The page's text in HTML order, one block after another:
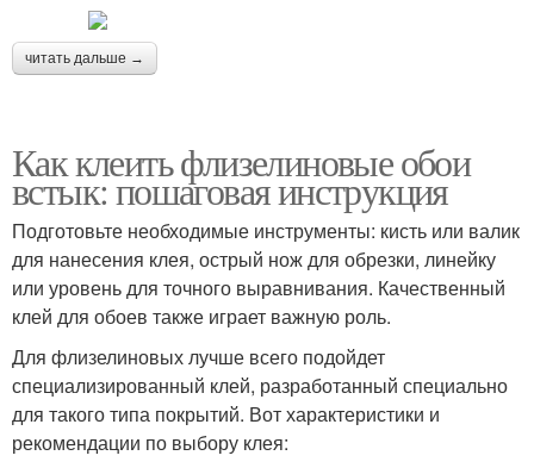
читать дальше →
Как клеить флизелиновые обои
встык: пошаговая инструкция
Подготовьте необходимые инструменты: кисть или валик
для нанесения клея, острый нож для обрезки, линейку
или уровень для точного выравнивания. Качественный
клей для обоев также играет важную роль.
Для флизелиновых лучше всего подойдет
специализированный клей, разработанный специально
для такого типа покрытий. Вот характеристики и
рекомендации по выбору клея: